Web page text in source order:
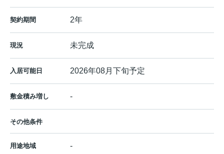
契約期間 2年
現況 未完成
入居可能日 2026年08月下旬予定
敷金積み増し -
その他条件
用途地域 -